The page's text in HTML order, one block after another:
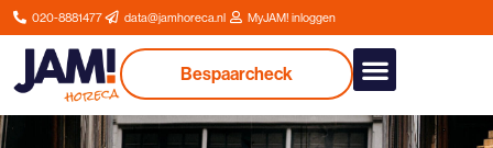
020-8881477 data@jamhoreca.nl MyJAM! inloggen
Bespaarcheck